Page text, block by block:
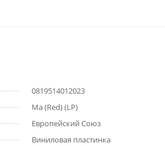
0819514012023
Ma (Red) (LP)
Европейский Союз
Виниловая пластинка